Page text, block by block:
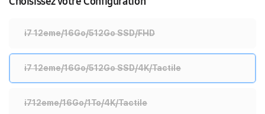
i7 12eme/16Go/512Go SSD/FHD
i7 12eme/16Go/512Go SSD/4K/Tactile
i712eme/16Go/1To/4K/Tactile